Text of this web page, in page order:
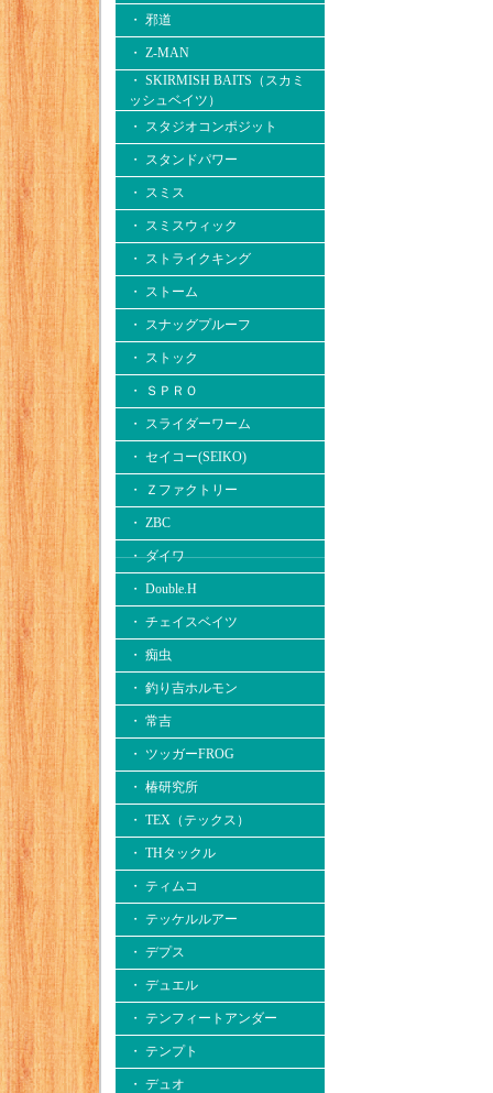
・ 邪道
・ Z-MAN
・ SKIRMISH BAITS（スカミ
ッシュベイツ）
・ スタジオコンポジット
・ スタンドパワー
・ スミス
・ スミスウィック
・ ストライクキング
・ ストーム
・ スナッグプルーフ
・ ストック
・ ＳＰＲＯ
・ スライダーワーム
・ セイコー(SEIKO)
・ Ｚファクトリー
・ ZBC
・ ダイワ
・ Double.H
・ チェイスベイツ
・ 痴虫
・ 釣り吉ホルモン
・ 常吉
・ ツッガーFROG
・ 椿研究所
・ TEX（テックス）
・ THタックル
・ ティムコ
・ テッケルルアー
・ デプス
・ デュエル
・ テンフィートアンダー
・ テンプト
・ デュオ